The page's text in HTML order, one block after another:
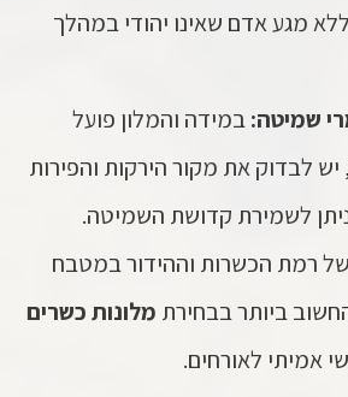
מגע אדם שאינו יהודי במהלך
שמיטה:במידה והמלון פועל
לבדוק את מקור הירקות והפירות
לשמירת קדושת השמיטה.
רמת הכשרות וההידור במטבח
ביותר בבחירת מלונות כשרים
אמיתי לאורחים.